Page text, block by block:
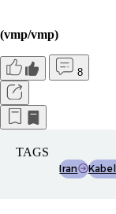
(vmp/vmp)
8
TAGS
Iran